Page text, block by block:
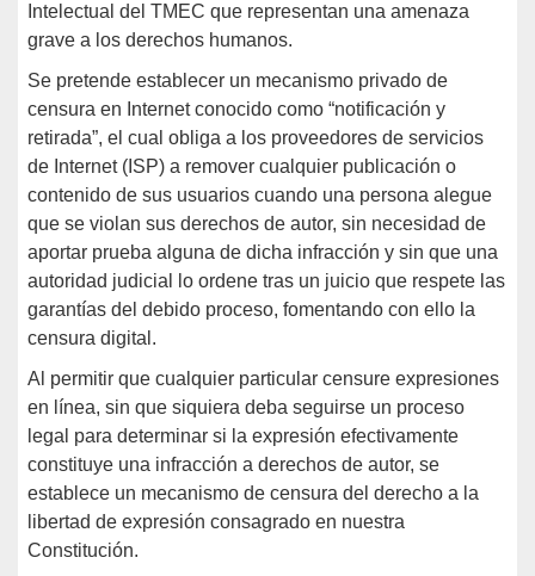
Intelectual del TMEC que representan una amenaza
grave a los derechos humanos.
Se pretende establecer un mecanismo privado de
censura en Internet conocido como “notificación y
retirada”, el cual obliga a los proveedores de servicios
de Internet (ISP) a remover cualquier publicación o
contenido de sus usuarios cuando una persona alegue
que se violan sus derechos de autor, sin necesidad de
aportar prueba alguna de dicha infracción y sin que una
autoridad judicial lo ordene tras un juicio que respete las
garantías del debido proceso, fomentando con ello la
censura digital.
Al permitir que cualquier particular censure expresiones
en línea, sin que siquiera deba seguirse un proceso
legal para determinar si la expresión efectivamente
constituye una infracción a derechos de autor, se
establece un mecanismo de censura del derecho a la
libertad de expresión consagrado en nuestra
Constitución.